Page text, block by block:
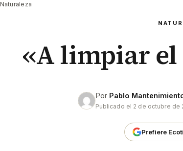
Naturaleza
«A limpiar el
Por Pablo
Publicado el 2 de octubre de
Prefiere